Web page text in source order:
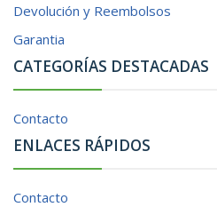
Devolución y Reembolsos
Garantia
CATEGORÍAS DESTACADAS
Contacto
ENLACES RÁPIDOS
Contacto